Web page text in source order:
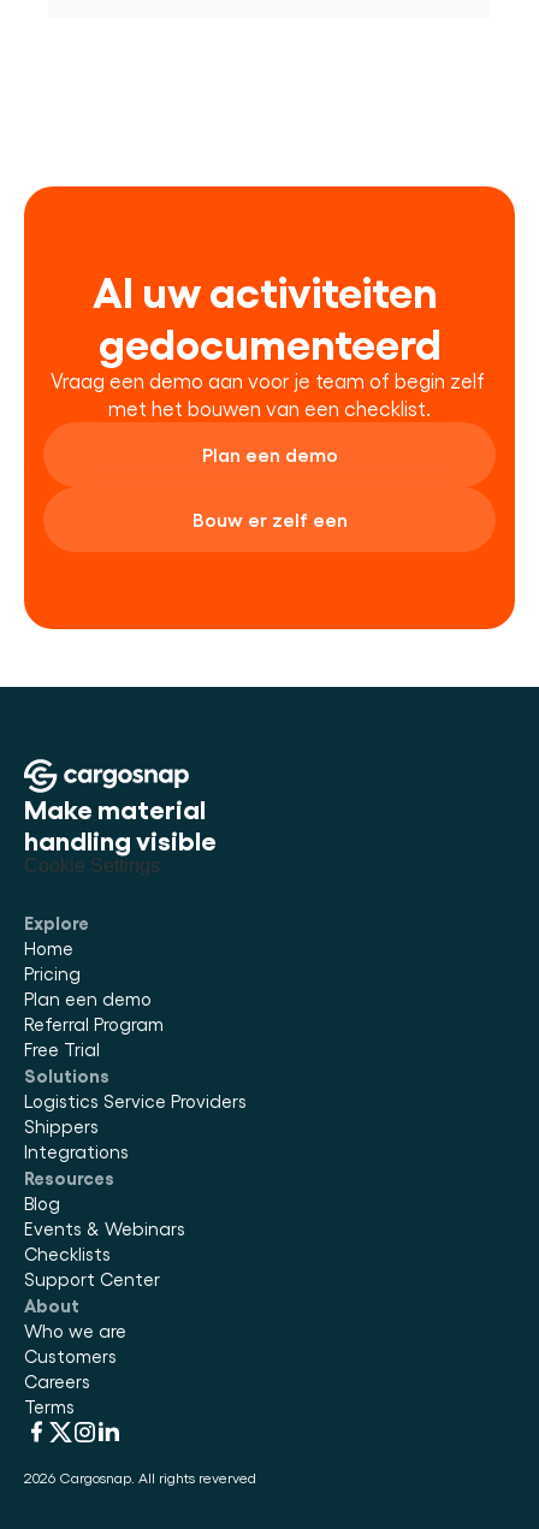
Al uw activiteiten
gedocumenteerd
Vraag een demo aan voor je team of begin zelf
met het bouwen van een checklist.
Plan een demo
Bouw er zelf een
Make material
handling visible
Cookie Settings
Explore
Home
Pricing
Plan een demo
Referral Program
Free Trial
Solutions
Logistics Service Providers
Shippers
Integrations
Resources
Blog
Events & Webinars
Checklists
Support Center
About
Who we are
Customers
Careers
Terms
2026 Cargosnap. All rights reverved